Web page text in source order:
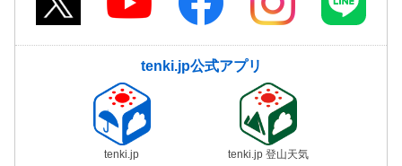
tenki.jp公式アプリ
tenki.jp tenki.jp 登山天気